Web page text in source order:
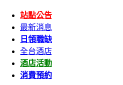
站點公告
最新消息
日領職缺
全台酒店
酒店活動
消費預約